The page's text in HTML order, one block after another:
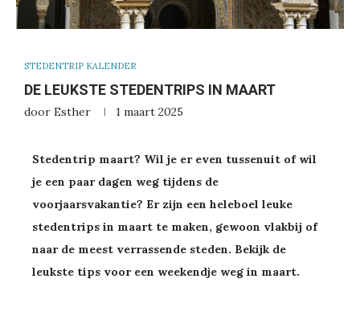
STEDENTRIP KALENDER
DE LEUKSTE STEDENTRIPS IN MAART
door Esther 1 maart 2025
Stedentrip maart? Wil je er even tussenuit of wil
je een paar dagen weg tijdens de
voorjaarsvakantie? Er zijn een heleboel leuke
stedentrips in maart te maken, gewoon vlakbij of
naar de meest verrassende steden. Bekijk de
leukste tips voor een weekendje weg in maart.